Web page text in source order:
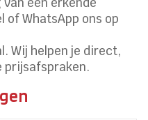
of WhatsApp ons op
Wij helpen je direct,
prijsafspraken.